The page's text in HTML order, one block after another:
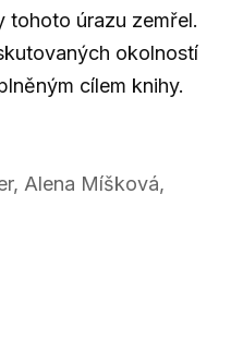
tohoto úrazu zemřel.
okolností
cílem knihy.
Alena Míšková,